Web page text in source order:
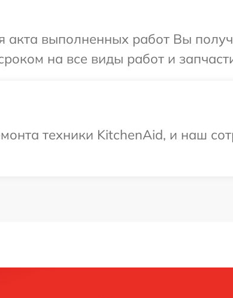
акта выполненных работ Вы
на все виды работ и
техники KitchenAid, и наш